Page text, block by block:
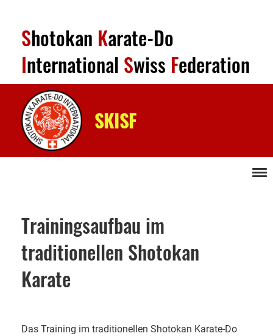
Shotokan Karate-Do
International Swiss Federation
SKISF
Trainingsaufbau im
traditionellen Shotokan
Karate
Das Training im traditionellen Shotokan Karate-Do